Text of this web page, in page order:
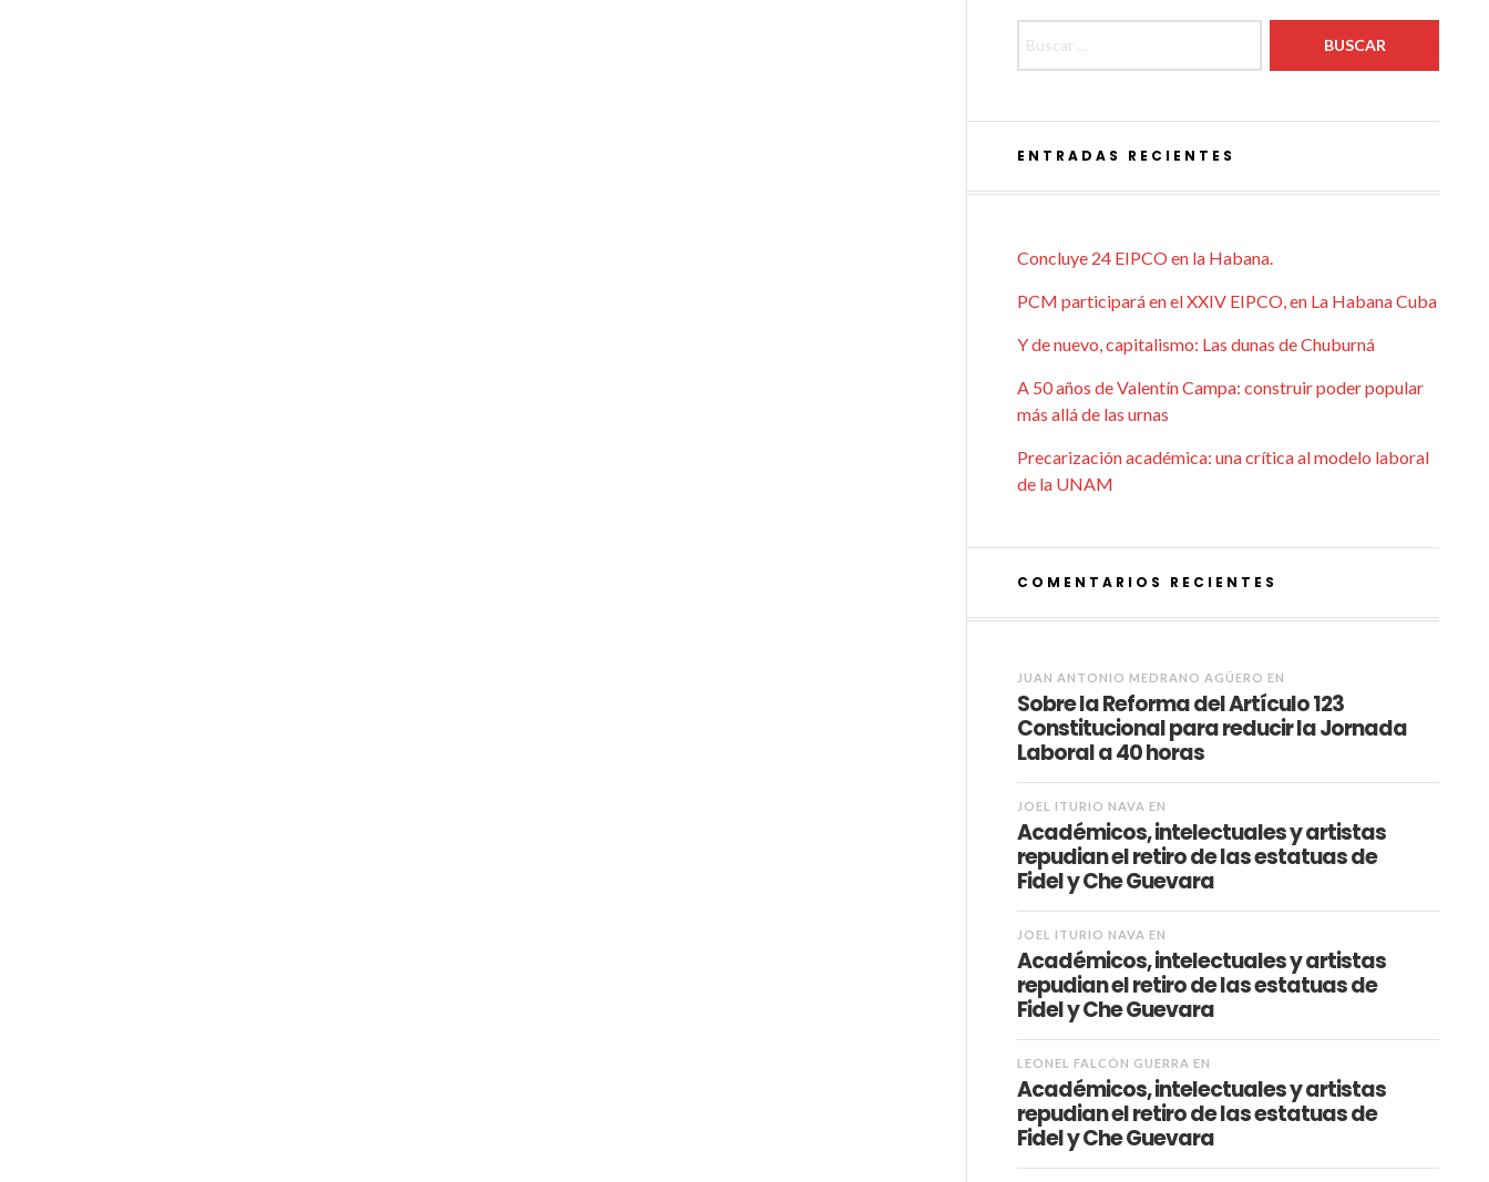
ENTRADAS RECIENTES
Concluye 24 EIPCO en la Habana.
PCM participará en el XXIV EIPCO, en La Habana Cuba
Y de nuevo, capitalismo: Las dunas de Chuburná
A 50 años de Valentín Campa: construir poder popular
más allá de las urnas
Precarización académica: una crítica al modelo laboral
de la UNAM
COMENTARIOS RECIENTES
JUAN ANTONIO MEDRANO AGÜERO EN
Sobre la Reforma del Artículo 123
Constitucional para reducir la Jornada
Laboral a 40 horas
JOEL ITURIO NAVA EN
Académicos, intelectuales y artistas
repudian el retiro de las estatuas de
Fidel y Che Guevara
JOEL ITURIO NAVA EN
Académicos, intelectuales y artistas
repudian el retiro de las estatuas de
Fidel y Che Guevara
LEONEL FALCÓN GUERRA EN
Académicos, intelectuales y artistas
repudian el retiro de las estatuas de
Fidel y Che Guevara